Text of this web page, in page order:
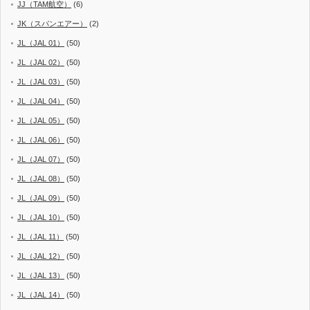
JJ（TAM航空） (6)
JK（スパンエアー） (2)
JL（JAL 01） (50)
JL（JAL 02） (50)
JL（JAL 03） (50)
JL（JAL 04） (50)
JL（JAL 05） (50)
JL（JAL 06） (50)
JL（JAL 07） (50)
JL（JAL 08） (50)
JL（JAL 09） (50)
JL（JAL 10） (50)
JL（JAL 11） (50)
JL（JAL 12） (50)
JL（JAL 13） (50)
JL（JAL 14） (50)